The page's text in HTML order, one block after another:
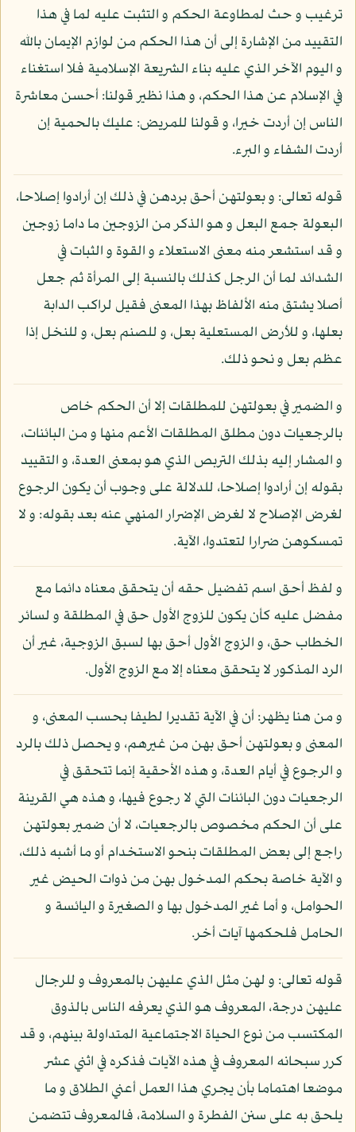
ترغيب و حث لمطاوعة الحكم و التثبت عليه لما في هذا
التقييد من الإشارة إلى أن هذا الحكم من لوازم الإيمان بالله
و اليوم الآخر الذي عليه بناء الشريعة الإسلامية فلا استغناء
في الإسلام عن هذا الحكم، و هذا نظير قولنا: أحسن معاشرة
الناس إن أردت خيرا، و قولنا للمريض: عليك بالحمية إن
أردت الشفاء و البرء.
قوله تعالى: و بعولتهن أحق بردهن في ذلك إن أرادوا إصلاحا،
البعولة جمع البعل و هو الذكر من الزوجين ما داما زوجين
و قد استشعر منه معنى الاستعلاء و القوة و الثبات في
الشدائد لما أن الرجل كذلك بالنسبة إلى المرأة ثم جعل
أصلا يشتق منه الألفاظ بهذا المعنى فقيل لراكب الدابة
بعلها، و للأرض المستعلية بعل، و للصنم بعل، و للنخل إذا
عظم بعل و نحو ذلك.
و الضمير في بعولتهن للمطلقات إلا أن الحكم خاص
بالرجعيات دون مطلق المطلقات الأعم منها و من البائنات،
و المشار إليه بذلك التربص الذي هو بمعنى العدة، و التقييد
بقوله إن أرادوا إصلاحا، للدلالة على وجوب أن يكون الرجوع
لغرض الإصلاح لا لغرض الإضرار المنهي عنه بعد بقوله: و لا
تمسكوهن ضرارا لتعتدوا، الآية.
و لفظ أحق اسم تفضيل حقه أن يتحقق معناه دائما مع
مفضل عليه كأن يكون للزوج الأول حق في المطلقة و لسائر
الخطاب حق، و الزوج الأول أحق بها لسبق الزوجية، غير أن
الرد المذكور لا يتحقق معناه إلا مع الزوج الأول.
و من هنا يظهر: أن في الآية تقديرا لطيفا بحسب المعنى، و
المعنى و بعولتهن أحق بهن من غيرهم، و يحصل ذلك بالرد
و الرجوع في أيام العدة، و هذه الأحقية إنما تتحقق في
الرجعيات دون البائنات التي لا رجوع فيها، و هذه هي القرينة
على أن الحكم مخصوص بالرجعيات، لا أن ضمير بعولتهن
راجع إلى بعض المطلقات بنحو الاستخدام أو ما أشبه ذلك،
و الآية خاصة بحكم المدخول بهن من ذوات الحيض غير
الحوامل، و أما غير المدخول بها و الصغيرة و اليائسة و
الحامل فلحكمها آيات أخر.
قوله تعالى: و لهن مثل الذي عليهن بالمعروف و للرجال
عليهن درجة، المعروف هو الذي يعرفه الناس بالذوق
المكتسب من نوع الحياة الاجتماعية المتداولة بينهم، و قد
كرر سبحانه المعروف في هذه الآيات فذكره في اثني عشر
موضعا اهتماما بأن يجري هذا العمل أعني الطلاق و ما
يلحق به على سنن الفطرة و السلامة، فالمعروف تتضمن